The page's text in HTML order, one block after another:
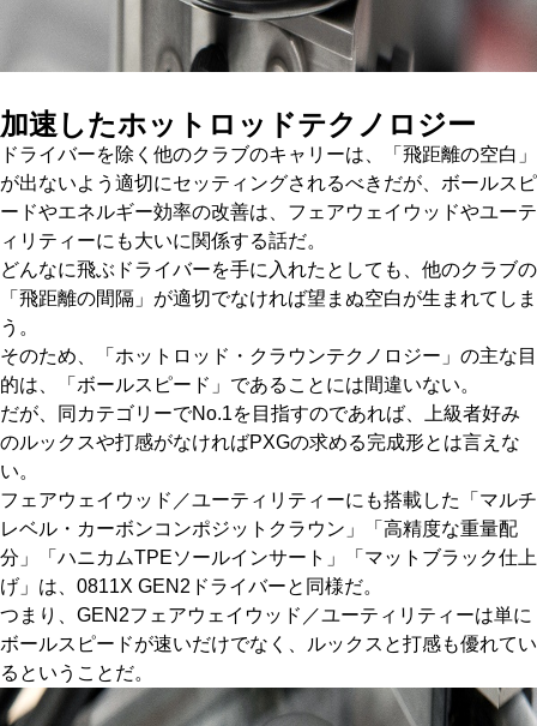
加速したホットロッドテクノロジー
ドライバーを除く他のクラブのキャリーは、「飛距離の空白」
が出ないよう適切にセッティングされるべきだが、ボールスピ
ードやエネルギー効率の改善は、フェアウェイウッドやユーテ
ィリティーにも大いに関係する話だ。
どんなに飛ぶドライバーを手に入れたとしても、他のクラブの
「飛距離の間隔」が適切でなければ望まぬ空白が生まれてしま
う。
そのため、「ホットロッド・クラウンテクノロジー」の主な目
的は、「ボールスピード」であることには間違いない。
だが、同カテゴリーでNo.1を目指すのであれば、上級者好み
のルックスや打感がなければPXGの求める完成形とは言えな
い。
フェアウェイウッド／ユーティリティーにも搭載した「マルチ
レベル・カーボンコンポジットクラウン」「高精度な重量配
分」「ハニカムTPEソールインサート」「マットブラック仕上
げ」は、0811X GEN2ドライバーと同様だ。
つまり、GEN2フェアウェイウッド／ユーティリティーは単に
ボールスピードが速いだけでなく、ルックスと打感も優れてい
るということだ。